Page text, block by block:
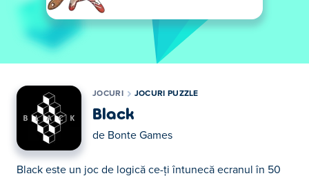
JOCURI JOCURI PUZZLE
Black
de Bonte Games
Black este un joc de logică ce-ți întunecă ecranul în 50